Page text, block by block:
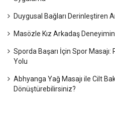
Duygusal Bağları Derinleştiren
Masözle Kız Arkadaş
Sporda Başarı İçin Spor Masajı:
Yolu
Abhyanga Yağ Masajı ile Cilt
Dönüştürebilirsiniz?